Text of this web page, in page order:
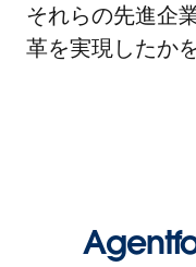
それらの先進企
革を実現したか